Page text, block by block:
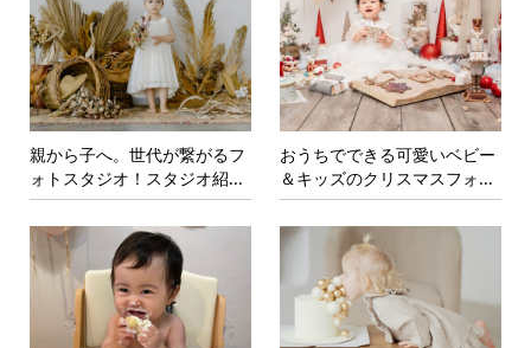
親から子へ。世代が繋がるフ
ォトスタジオ！スタジオ紹...
おうちでできる可愛いベビー
＆キッズのクリスマスフォ...